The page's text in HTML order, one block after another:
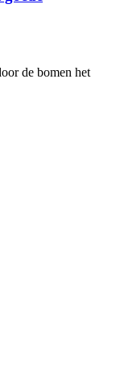
de bomen het